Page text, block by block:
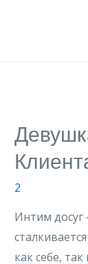
2
Интим досуг
как себе,